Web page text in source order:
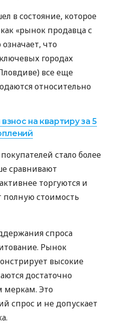
в состояние, которое
«рынок продавца с
что
городах
все еще
относительно
на квартиру за 5
стало более
сравнивают
торгуются и
полную стоимость
спроса
Рынок
высокие
достаточно
меркам. Это
спрос и не допускает